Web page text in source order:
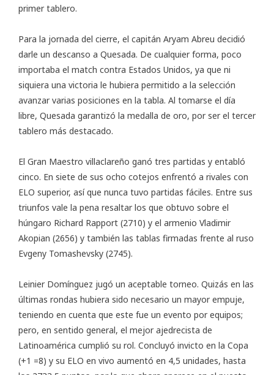
primer tablero.
Para la jornada del cierre, el capitán Aryam Abreu decidió
darle un descanso a Quesada. De cualquier forma, poco
importaba el match contra Estados Unidos, ya que ni
siquiera una victoria le hubiera permitido a la selección
avanzar varias posiciones en la tabla. Al tomarse el día
libre, Quesada garantizó la medalla de oro, por ser el tercer
tablero más destacado.
El Gran Maestro villaclareño ganó tres partidas y entabló
cinco. En siete de sus ocho cotejos enfrentó a rivales con
ELO superior, así que nunca tuvo partidas fáciles. Entre sus
triunfos vale la pena resaltar los que obtuvo sobre el
húngaro Richard Rapport (2710) y el armenio Vladimir
Akopian (2656) y también las tablas firmadas frente al ruso
Evgeny Tomashevsky (2745).
Leinier Domínguez jugó un aceptable torneo. Quizás en las
últimas rondas hubiera sido necesario un mayor empuje,
teniendo en cuenta que este fue un evento por equipos;
pero, en sentido general, el mejor ajedrecista de
Latinoamérica cumplió su rol. Concluyó invicto en la Copa
(+1 =8) y su ELO en vivo aumentó en 4,5 unidades, hasta